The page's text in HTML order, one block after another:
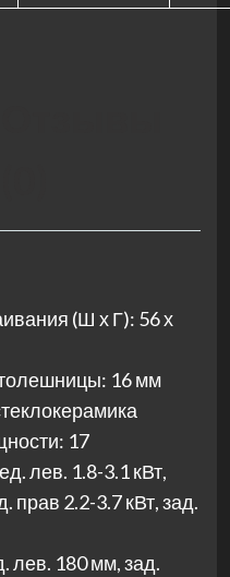
(Ш х Г): 56 х
16 мм
17
лев. 1.8-3.1 кВт,
прав 2.2-3.7 кВт, зад.
лев. 180 мм, зад.